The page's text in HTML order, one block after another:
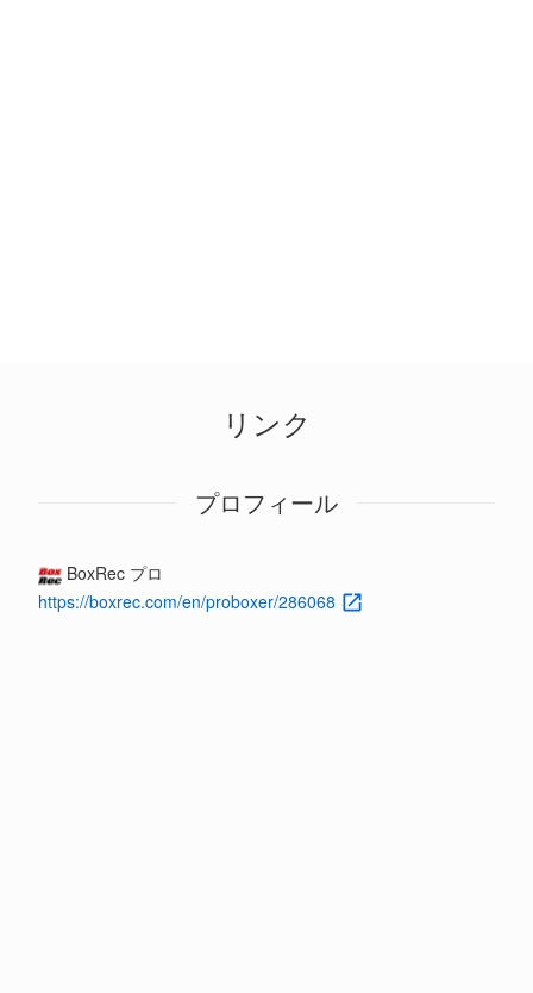
リンク
プロフィール
BoxRec プロ
https://boxrec.com/en/proboxer/286068